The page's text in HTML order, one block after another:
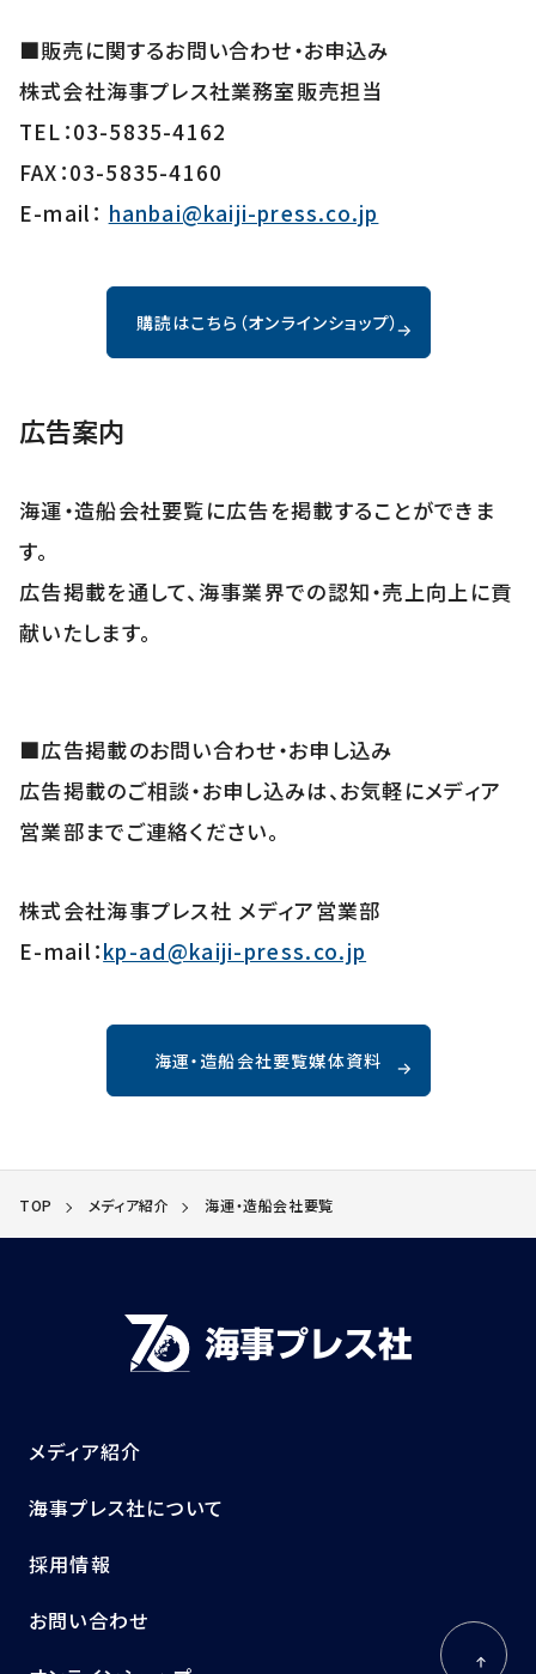
■販売に関するお問い合わせ・お申込み
株式会社海事プレス社業務室販売担当
TEL：03-5835-4162
FAX：03-5835-4160
E-mail： hanbai@kaiji-press.co.jp
購読はこちら（オンラインショップ）
広告案内
海運・造船会社要覧に広告を掲載することができま
す。
広告掲載を通して、海事業界での認知・売上向上に貢
献いたします。
■広告掲載のお問い合わせ・お申し込み
広告掲載のご相談・お申し込みは、お気軽にメディア
営業部までご連絡ください。
株式会社海事プレス社 メディア営業部
E-mail：kp-ad@kaiji-press.co.jp
海運・造船会社要覧媒体資料
TOP メディア紹介 海運・造船会社要覧
メディア紹介
海事プレス社について
採用情報
お問い合わせ